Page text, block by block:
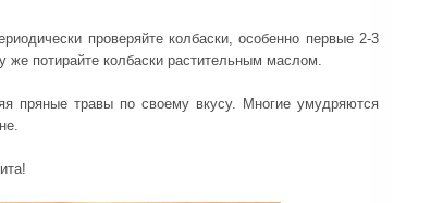
проверяйте колбаски, особенно первые 2-3
потирайте колбаски растительным маслом.
пряные травы по своему вкусу. Многие умудряются